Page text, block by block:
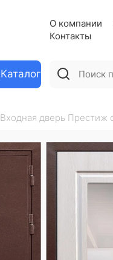
О компании
Контакты
Каталог
Входная дверь Престиж